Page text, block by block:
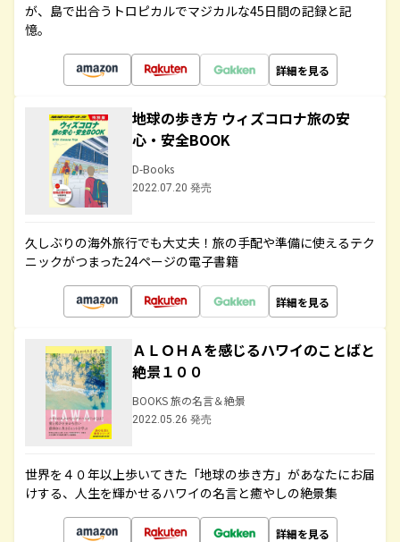
が、島で出合うトロピカルでマジカルな45日間の記録と記
憶。
詳細を見る
地球の歩き方 ウィズコロナ旅の安
心・安全BOOK
D-Books
2022.07.20 発売
久しぶりの海外旅行でも大丈夫！旅の手配や準備に使えるテク
ニックがつまった24ページの電子書籍
詳細を見る
ＡＬＯＨＡを感じるハワイのことばと
絶景１００
BOOKS 旅の名言＆絶景
2022.05.26 発売
世界を４０年以上歩いてきた「地球の歩き方」があなたにお届
けする、人生を輝かせるハワイの名言と癒やしの絶景集
詳細を見る